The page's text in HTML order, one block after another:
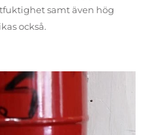
samt även hög
också.